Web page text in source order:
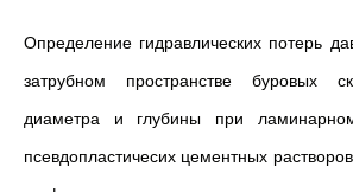
Определение гидравлических потерь
затрубном пространстве буровых
диаметра и глубины при
псевдопластичесих цементных растворов